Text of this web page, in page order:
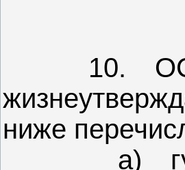
10.
ниже
а)